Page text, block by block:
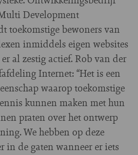
Development
toekomstige bewoners van
inmiddels eigen websites
al zestig actief. Rob van der
Internet: “Het is een
waarop toekomstige
kunnen maken met hun
praten over het ontwerp
We hebben op deze
in de gaten wanneer er iets